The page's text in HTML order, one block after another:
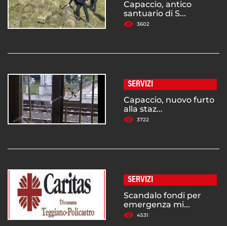
Capaccio, antico
santuario di S...
3602
SERVIZI
Capaccio, nuovo furto
alla staz...
3722
SERVIZI
Scandalo fondi per
emergenza mi...
4531